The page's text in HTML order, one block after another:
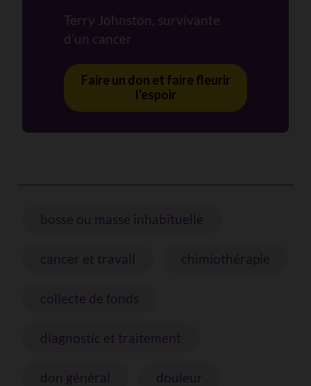
Terry Johnston, survivante
d’un cancer
Faire un don et faire fleurir
l'espoir
bosse ou masse inhabituelle
cancer et travail chimiothérapie
collecte de fonds
diagnostic et traitement
don général douleur